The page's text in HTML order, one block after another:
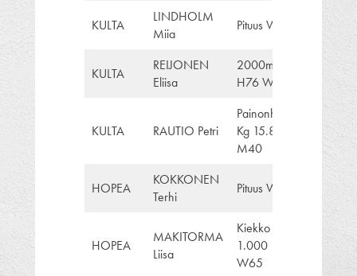
KULTA
LINDHOLM
Miia
Pituus W35
KULTA
REIJONEN
Eliisa
2000mSC
H76 W70
KULTA RAUTIO Petri
Painonheitto
Kg 15.88
M40
HOPEA
KOKKONEN
Terhi
Pituus W75
HOPEA
MAKITORMA
Liisa
Kiekko Kg
1.000
W65